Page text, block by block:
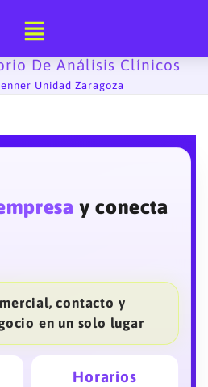
De Análisis Clínicos
Unidad Zaragoza
y conecta
contacto y
en un solo lugar
Horarios